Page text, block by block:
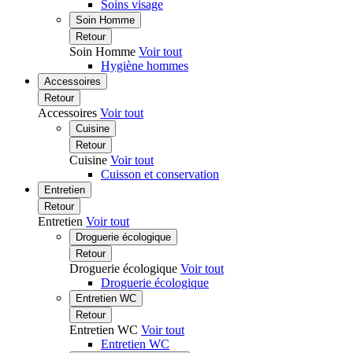
Soins visage
Soin Homme
Retour
Soin Homme Voir tout
Hygiène hommes
Accessoires
Retour
Accessoires Voir tout
Cuisine
Retour
Cuisine Voir tout
Cuisson et conservation
Entretien
Retour
Entretien Voir tout
Droguerie écologique
Retour
Droguerie écologique Voir tout
Droguerie écologique
Entretien WC
Retour
Entretien WC Voir tout
Entretien WC